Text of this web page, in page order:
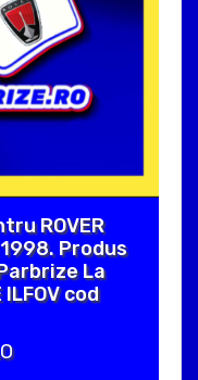
ROVER
Produs
La
ILFOV cod